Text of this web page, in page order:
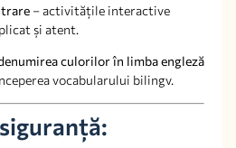
– activitățile interactive
și atent.
culorilor în limba engleză
vocabularului bilingv.